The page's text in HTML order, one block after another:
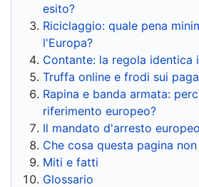
esito?
Riciclaggio: quale pena
l'Europa?
Contante: la regola identica
Truffa online e frodi sui
Rapina e banda armata:
riferimento europeo?
Il mandato d'arresto europeo
Che cosa questa pagina
Miti e fatti
Glossario